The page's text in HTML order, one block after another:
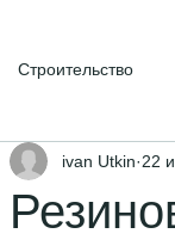
Строительство
ivan Utkin 22